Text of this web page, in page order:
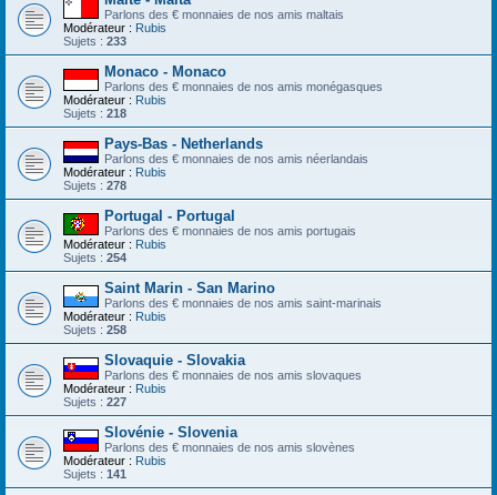
Parlons des € monnaies de nos amis maltais
Modérateur : Rubis
Sujets : 233
Monaco - Monaco
Parlons des € monnaies de nos amis monégasques
Modérateur : Rubis
Sujets : 218
Pays-Bas - Netherlands
Parlons des € monnaies de nos amis néerlandais
Modérateur : Rubis
Sujets : 278
Portugal - Portugal
Parlons des € monnaies de nos amis portugais
Modérateur : Rubis
Sujets : 254
Saint Marin - San Marino
Parlons des € monnaies de nos amis saint-marinais
Modérateur : Rubis
Sujets : 258
Slovaquie - Slovakia
Parlons des € monnaies de nos amis slovaques
Modérateur : Rubis
Sujets : 227
Slovénie - Slovenia
Parlons des € monnaies de nos amis slovènes
Modérateur : Rubis
Sujets : 141